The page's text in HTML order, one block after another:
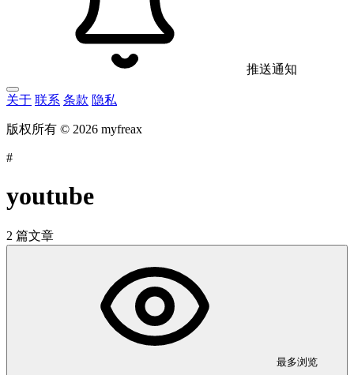
推送通知
关于 联系 条款 隐私
版权所有 © 2026 myfreax
#
youtube
2 篇文章
最多浏览